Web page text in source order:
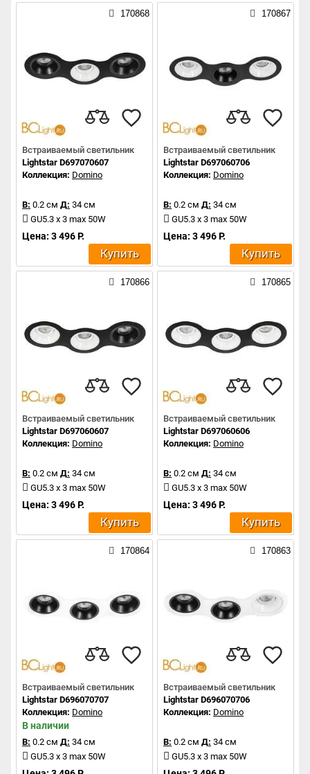
170868
Встраиваемый светильник
Lightstar D697070607
Коллекция: Domino
В: 0.2 см Д: 34 см
GU5.3 x 3 max 50W
Цена: 3 496 Р.
Купить
170867
Встраиваемый светильник
Lightstar D697060706
Коллекция: Domino
В: 0.2 см Д: 34 см
GU5.3 x 3 max 50W
Цена: 3 496 Р.
Купить
170866
Встраиваемый светильник
Lightstar D697060607
Коллекция: Domino
В: 0.2 см Д: 34 см
GU5.3 x 3 max 50W
Цена: 3 496 Р.
Купить
170865
Встраиваемый светильник
Lightstar D697060606
Коллекция: Domino
В: 0.2 см Д: 34 см
GU5.3 x 3 max 50W
Цена: 3 496 Р.
Купить
170864
Встраиваемый светильник
Lightstar D696070707
Коллекция: Domino
В наличии
В: 0.2 см Д: 34 см
GU5.3 x 3 max 50W
170863
Встраиваемый светильник
Lightstar D696070706
Коллекция: Domino
В: 0.2 см Д: 34 см
GU5.3 x 3 max 50W